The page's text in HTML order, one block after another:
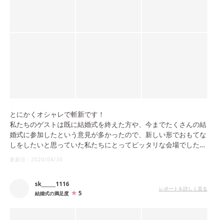
とにかくオシャレで斬新です！
私たちのゲストは既に結婚式を終えた方や、今までたくさんの結
婚式に参加したという意見が多かったので、新しい形でおもてな
しをしたいと思っていた私たちにとってピッタリな会場でした。
ストが好きな席に座ることができるので、リラックスして楽しめ
更新日： 2020/04/30
sk______1116
結婚式の満足度 5
レポートを詳しく見る